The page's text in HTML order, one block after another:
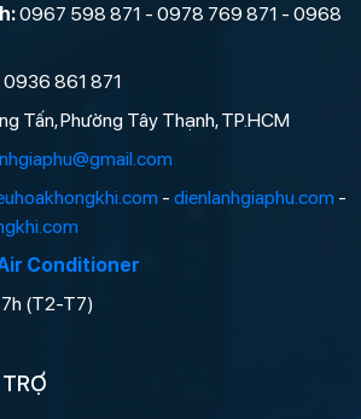
0967 598 871 - 0978 769 871 - 0968
0936 861 871
Tấn, Phường Tây Thạnh, TP.HCM
-dienlanhgiaphu.com -
Conditioner
(T2-T7)